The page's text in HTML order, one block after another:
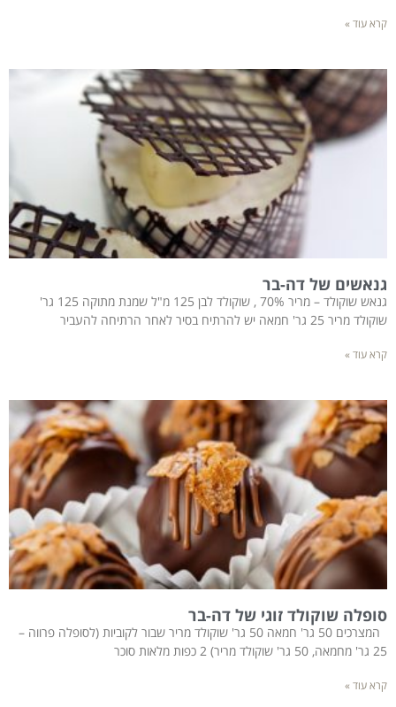
קרא עוד »
גנאשים של דה-בר
גנאש שוקולד – מריר 70% , שוקולד לבן 125 מ"ל שמנת מתוקה 125 גר'
שוקולד מריר 25 גר' חמאה יש להרתיח בסיר לאחר הרתיחה להעביר
קרא עוד »
סופלה שוקולד זוגי של דה-בר
המצרכים 50 גר' חמאה 50 גר' שוקולד מריר שבור לקוביות (לסופלה פרווה –
25 גר' מחמאה, 50 גר' שוקולד מריר) 2 כפות מלאות סוכר
קרא עוד »